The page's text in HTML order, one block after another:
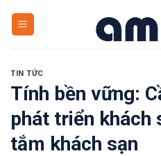
TIN TỨC
Tính bền vững:
phát triển khách
tắm khách sạn